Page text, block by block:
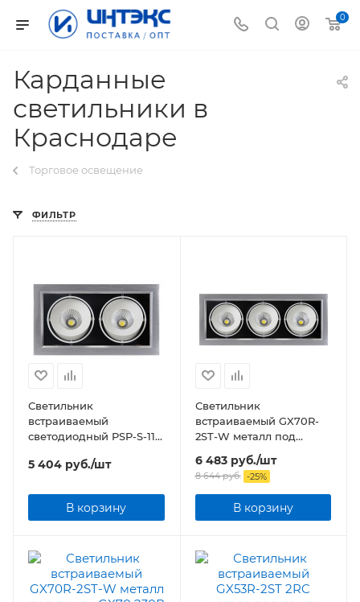
0
Карданные
светильники в
Краснодаре
Торговое освещение
ФИЛЬТР
Светильник
встраиваемый
светодиодный PSP-S-112
Карданный IP40
5 404 руб./шт
В корзину
Светильник
встраиваемый GX70R-
2ST-W металл под
лампу GX70 230В
поворотный двойной
белый
6 483руб./шт
8 644руб. -25%
В корзину